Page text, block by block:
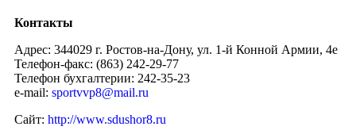
Контакты
Адрес: 344029 г. Ростов-на-Дону, ул. 1-й Конной Армии, 4е
Телефон-факс: (863) 242-29-77
Телефон бухгалтерии: 242-35-23
e-mail: sportvvp8@mail.ru
Сайт: http://www.sdushor8.ru